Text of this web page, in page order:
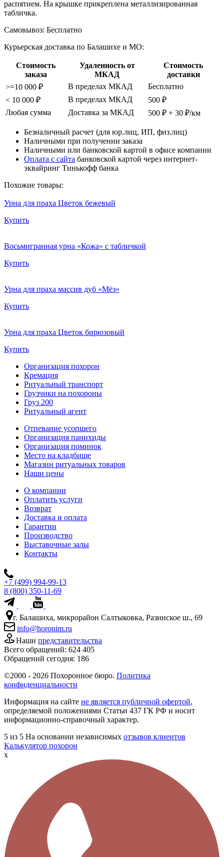
распятием. На крышке прикреплена металлизированная
табличка.
Самовывоз: Бесплатно
Курьерская доставка по Балашихе и МО:
Стоимость
заказа
Удаленность от
МКАД
Стоимость
доставки
>=10 000 ₽
В пределах МКАД
Бесплатно
< 10 000 ₽
В пределах МКАД
500 ₽
Любая сумма
Доставка за МКАД 500 ₽ + 30 ₽/км
Безналичный расчет (для юр.лиц, ИП, физ.лиц)
Наличными при получении заказа
Наличными или банковской картой в офисе компании
Оплата с сайта банковской картой через интернет-
эквайринг Тинькофф банка
Похожие товары:
Урна для праха Цветок бежевый
Купить
Восьмигранная урна «Кожа» с табличкой
Купить
Урна для праха массив дуб «Мёз»
Купить
Урна для праха Цветок бирюзовый
Купить
Организация похорон
Кремация
Ритуальный транспорт
Грузчики на похороны
Груз 200
Ритуальный агент
Отпевание усопшего
Организация панихиды
Организация поминок
Место на кладбище
Магазин ритуальных товаров
Наши цены
О компании
Оплатить услуги
Возврат
Доставка и оплата
Гарантии
Производство
Выставочные залы
Контакты
+7 (499) 994-99-13
8 (800) 350-11-69
г. Балашиха, микрорайон Салтыковка, Разинское ш., 69
info@horonim.ru
Наши представительства
Всего обращений: 624 405
Обращений сегодня: 186
©2000 - 2026 Похоронное бюро. Политика
конфиденциальности
Информация на сайте не является публичной офертой,
определяемой положениями Статьи 437 ГК РФ и носит
информационно-справочный характер.
5 из 5 На основании независимых отзывов клиентов
Калькулятор похорон
x